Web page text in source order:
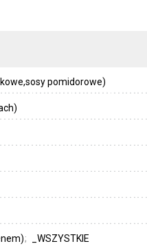
pomidorowe)
_WSZYSTKIE